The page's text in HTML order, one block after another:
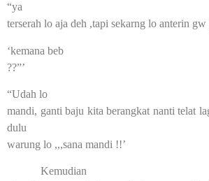
“ya
terserah lo aja deh ,tapi sekarng lo anterin gw
‘kemana beb
??”’
“Udah lo
mandi, ganti baju kita berangkat nanti telat
dulu
warung lo ,,,sana mandi !!’
Kemudian